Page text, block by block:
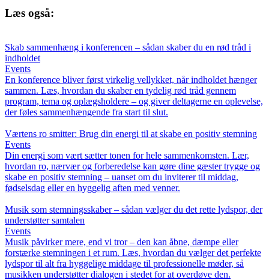
Læs også:
Skab sammenhæng i konferencen – sådan skaber du en rød tråd i
indholdet
Events
En konference bliver først virkelig vellykket, når indholdet hænger
sammen. Læs, hvordan du skaber en tydelig rød tråd gennem
program, tema og oplægsholdere – og giver deltagerne en oplevelse,
der føles sammenhængende fra start til slut.
Værtens ro smitter: Brug din energi til at skabe en positiv stemning
Events
Din energi som vært sætter tonen for hele sammenkomsten. Lær,
hvordan ro, nærvær og forberedelse kan gøre dine gæster trygge og
skabe en positiv stemning – uanset om du inviterer til middag,
fødselsdag eller en hyggelig aften med venner.
Musik som stemningsskaber – sådan vælger du det rette lydspor, der
understøtter samtalen
Events
Musik påvirker mere, end vi tror – den kan åbne, dæmpe eller
forstærke stemningen i et rum. Læs, hvordan du vælger det perfekte
lydspor til alt fra hyggelige middage til professionelle møder, så
musikken understøtter dialogen i stedet for at overdøve den.